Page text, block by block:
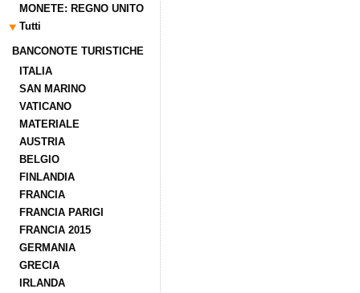
MONETE: REGNO UNITO
Tutti
BANCONOTE TURISTICHE
ITALIA
SAN MARINO
VATICANO
MATERIALE
AUSTRIA
BELGIO
FINLANDIA
FRANCIA
FRANCIA PARIGI
FRANCIA 2015
GERMANIA
GRECIA
IRLANDA